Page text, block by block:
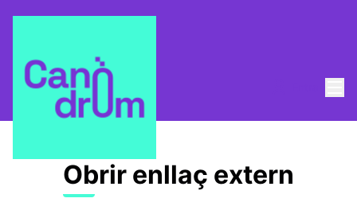
Obrir enllaç extern